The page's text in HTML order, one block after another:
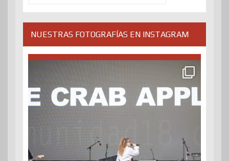
NUESTRAS FOTOGRAFÍAS EN INSTAGRAM